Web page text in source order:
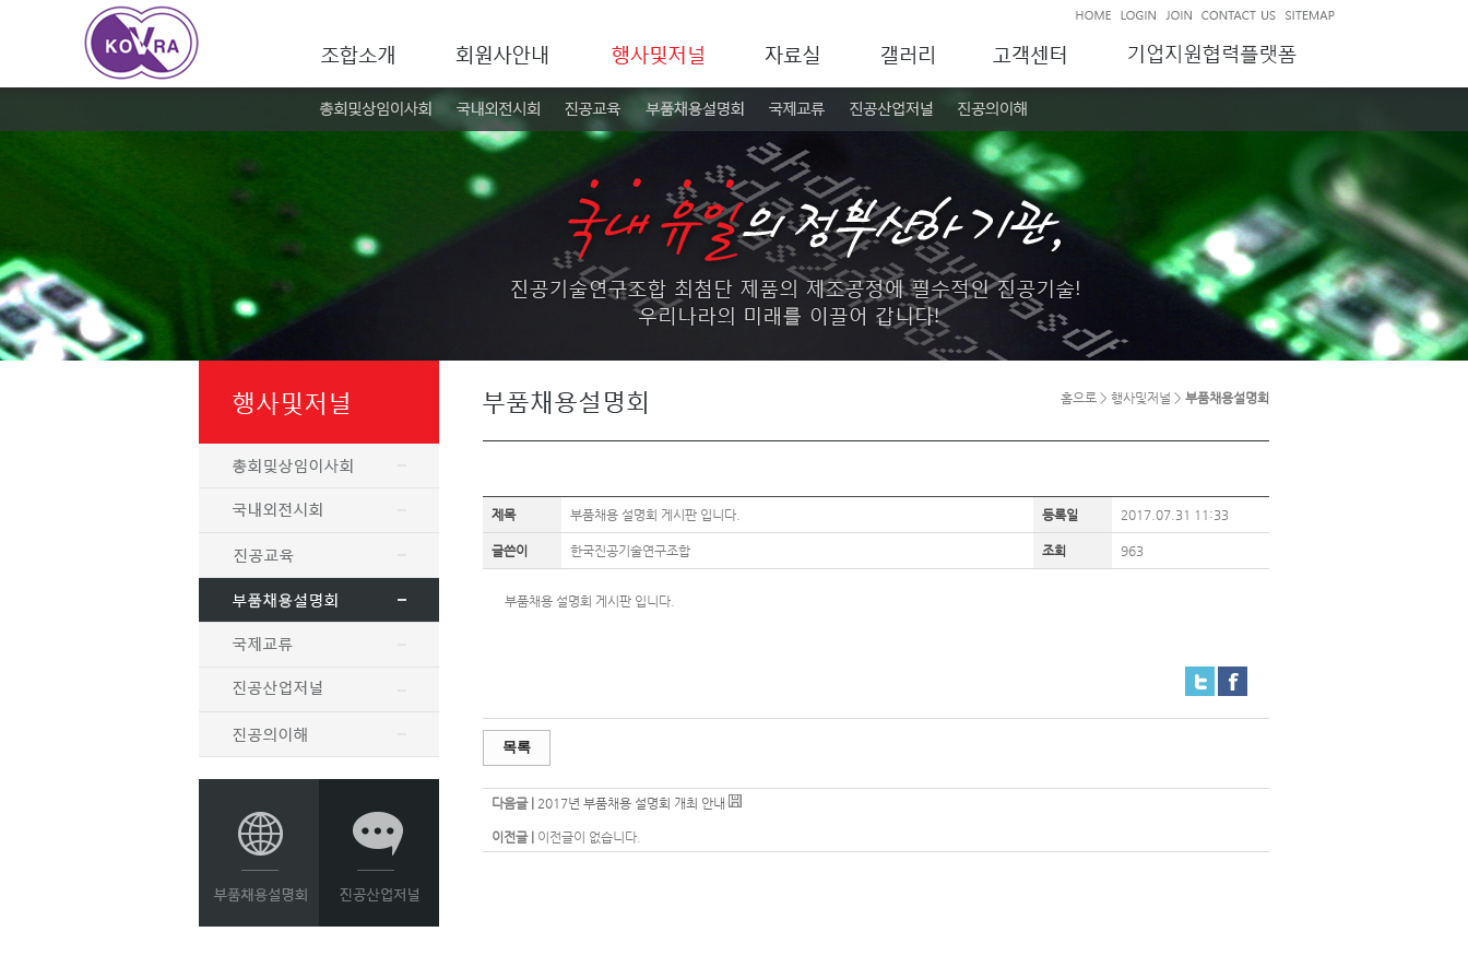
홈으로 > 행사및저널 > 부품채용설명회
제목 부품채용 설명회 게시판 입니다. 등록일 2017.07.31 11:33
글쓴이 한국진공기술연구조합 조회 963
부품채용 설명회 게시판 입니다.
목록
다음글 | 2017년 부품채용 설명회 개최 안내
이전글 | 이전글이 없습니다.